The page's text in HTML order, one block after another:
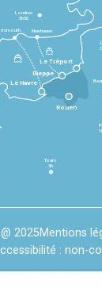
Le Havre
Dieppe
Le Tréport
Tours
3h
Londres
3h30
Newhaven
Rouen
2025Mentions
: non-